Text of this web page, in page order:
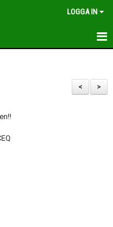
LOGGA IN
>
<